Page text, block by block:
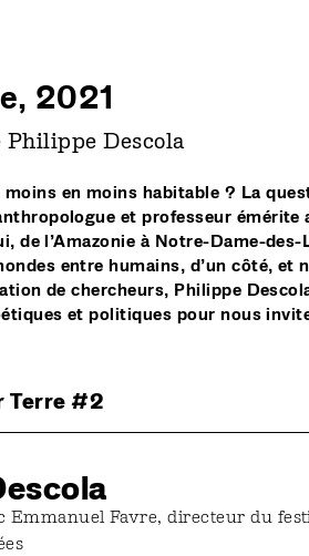
2021
Descola
en moins habitable ? La
et professeur émérite
de l’Amazonie à Notre-Dame-des-
entre humains, d’un côté, et
de chercheurs, Philippe
et politiques pour nous
Terre #2
Emmanuel Favre, directeur du